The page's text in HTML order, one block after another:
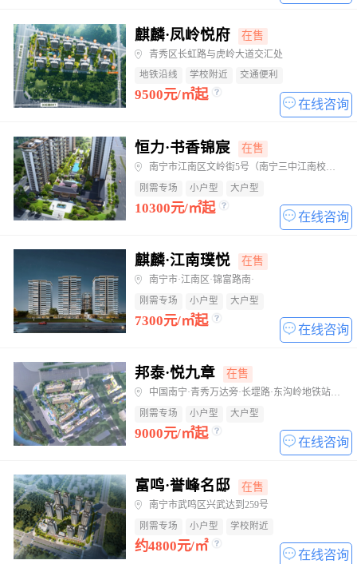
麒麟·凤岭悦府 在售
青秀区长虹路与虎岭大道交汇处
地铁沿线 学校附近 交通便利
9500元/㎡起
在线咨询
恒力·书香锦宸 在售
南宁市江南区文岭街5号（南宁三中江南校区旁）
刚需专场 小户型 大户型
10300元/㎡起
在线咨询
麒麟·江南璞悦 在售
南宁市·江南区·锦富路南·
刚需专场 小户型 大户型
7300元/㎡起
在线咨询
邦泰·悦九章 在售
中国南宁·青秀万达旁·长堽路·东沟岭地铁站东侧
刚需专场 小户型 大户型
9000元/㎡起
在线咨询
富鸣·誉峰名邸 在售
南宁市武鸣区兴武达到259号
刚需专场 小户型 学校附近
约4800元/㎡
在线咨询